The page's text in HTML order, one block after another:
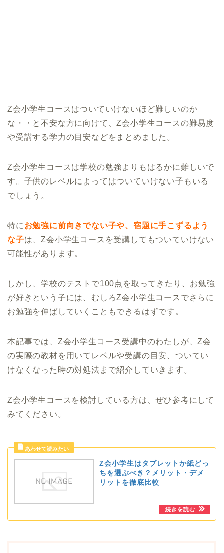
Z会小学生コースはついていけないほど難しいのか
な・・と不安な方に向けて、Z会小学生コースの難易度
や受講する学力の目安などをまとめました。
Z会小学生コースは学校の勉強よりもはるかに難しいで
す。子供のレベルによってはついていけない子もいる
でしょう。
特に お勉強に前向きでない子や、宿題に手こずるよう
な子は、Z会小学生コースを受講してもついていけない
可能性があります。
しかし、学校のテストで100点を取ってきたり、お勉強
が好きという子には、むしろZ会小学生コースでさらに
お勉強を伸ばしていくこともできるはずです。
本記事では、Z会小学生コース受講中のわたしが、Z会
の実際の教材を用いてレベルや受講の目安、ついてい
けなくなった時の対処法まで紹介していきます。
Z会小学生コースを検討している方は、ぜひ参考にして
みてください。
Z会小学生はタブレットか紙どっ
ちを選ぶべき？メリット・デメ
リットを徹底比較